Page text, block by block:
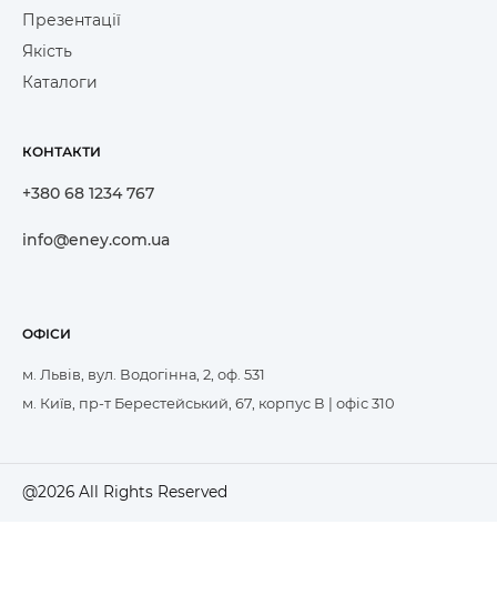
Презентації
Якість
Каталоги
КОНТАКТИ
+380 68 1234 767
info@eney.com.ua
ОФІСИ
м. Львів, вул. Водогінна, 2, оф. 531
м. Київ, пр-т Берестейський, 67, корпус В | офіс 310
@2026 All Rights Reserved